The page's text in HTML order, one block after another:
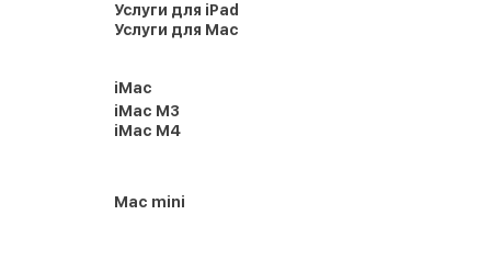
Услуги для iPad
Услуги для Mac
iMac
iMac M3
iMac M4
Mac mini